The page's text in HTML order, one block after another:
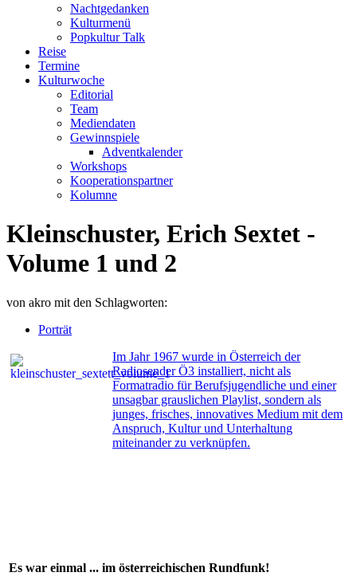
Nachtgedanken
Kulturmenü
Popkultur Talk
Reise
Termine
Kulturwoche
Editorial
Team
Mediendaten
Gewinnspiele
Adventkalender
Workshops
Kooperationspartner
Kolumne
Kleinschuster, Erich Sextet -
Volume 1 und 2
von akro mit den Schlagworten:
Porträt
Im Jahr 1967 wurde in Österreich der
Radiosender Ö3 installiert, nicht als
Formatradio für Berufsjugendliche und einer
unsagbar grauslichen Playlist, sondern als
junges, frisches, innovatives Medium mit dem
Anspruch, Kultur und Unterhaltung
miteinander zu verknüpfen.
Es war einmal ... im österreichischen Rundfunk!